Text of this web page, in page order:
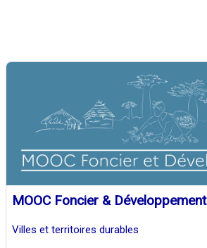
MOOC Foncier & Développement
Villes et territoires durables